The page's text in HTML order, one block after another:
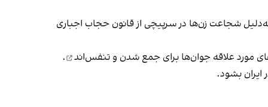
شجاعت زن‌ها در سرپیچی از قانون حجاب اجباری
مورد علاقه جوان‌ها برای جمع شدن و تنفس‌اند
.
بشود.